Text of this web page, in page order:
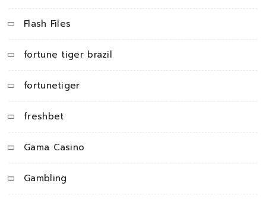
Flash Files
fortune tiger brazil
fortunetiger
freshbet
Gama Casino
Gambling